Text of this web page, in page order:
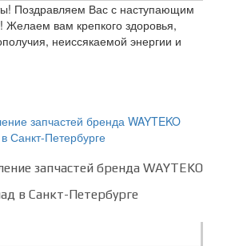
Поздравляем Вас с наступающим
вам крепкого здоровья,
неиссякаемой энергии и
запчастей бренда WAYTEKO
в Санкт-Петербурге